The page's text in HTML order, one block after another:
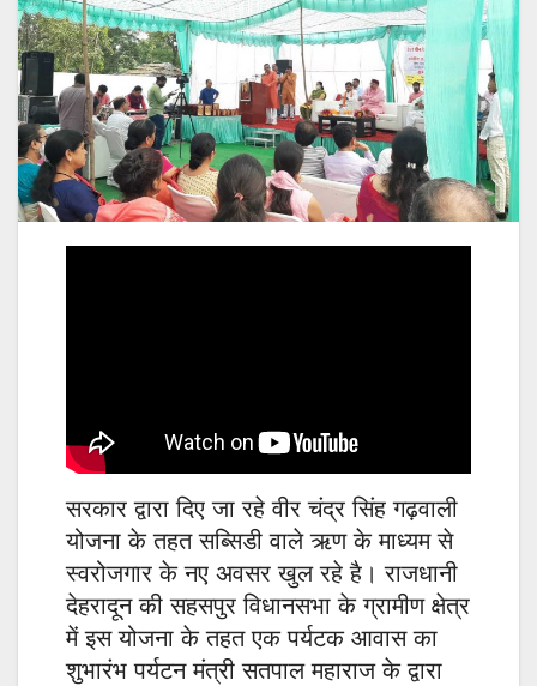
सरकार द्वारा दिए जा रहे वीर चंद्र सिंह गढ़वाली
योजना के तहत सब्सिडी वाले ऋण के माध्यम से
स्वरोजगार के नए अवसर खुल रहे है। राजधानी
देहरादून की सहसपुर विधानसभा के ग्रामीण क्षेत्र
में इस योजना के तहत एक पर्यटक आवास का
शुभारंभ पर्यटन मंत्री सतपाल महाराज के द्वारा